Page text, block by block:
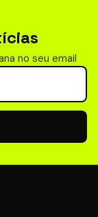
no seu email